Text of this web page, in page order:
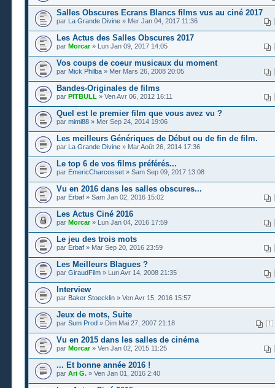
Salles Obscures Ecrans Blancs films vus au ciné 2017
par La Grande Divine » Mer Jan 04, 2017 11:36
Les Actus des Salles Obscures 2017
par Morcar» Lun Jan 09, 2017 14:05
Vos coups de coeur musicaux du moment
par Mick Philba » Mer Mars 26, 2008 20:05
Bandes-Originales de films
par PITBULL » Ven Avr 06, 2012 16:11
Quel est le premier film que vous avez vu ?
par mimi88 » Mer Sep 24, 2014 19:06
Les meilleurs Génériques de Début ou de fin de film.
par La Grande Divine » Mar Août 26, 2014 17:36
Le top 6 de vos films préférés...
par EmericCharcosset » Sam Sep 09, 2017 13:08
Vu en 2016 dans les salles obscures...
par Erbaf » Sam Jan 02, 2016 15:02
Les Actus Ciné 2016
par Morcar» Lun Jan 04, 2016 17:59
Le jeu des trois mots
par Erbaf » Mar Sep 20, 2016 23:59
Les Meilleurs Blagues ?
par GiraudFilm » Lun Avr 14, 2008 21:35
Interview
par Baker Stoecklin » Ven Avr 15, 2016 15:57
Jeux de mots, Suite
1
par Sum Prod » Dim Mai 27, 2007 21:18
Vu en 2015 dans les salles de cinéma
par Morcar» Ven Jan 02, 2015 11:25
... Et bonne année 2016 !
par Ari G. » Ven Jan 01, 2016 2:40